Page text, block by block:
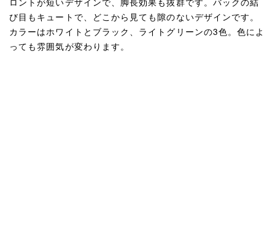
び目もキュートで、どこから見ても隙のないデザインです。
カラーはホワイトとブラック、ライトグリーンの3色。色によ
っても雰囲気が変わります。